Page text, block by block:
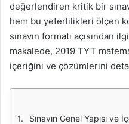
değerlendiren kritik bir
hem bu yeterlilikleri ölçen
sınavın formatı açısından
makalede, 2019 TYT
içeriğini ve çözümlerini
Sınavın Genel Yapısı ve